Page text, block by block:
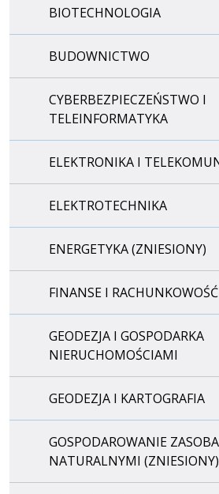
BIOTECHNOLOGIA
BUDOWNICTWO
CYBERBEZPIECZEŃSTWO I
TELEINFORMATYKA
ELEKTRONIKA I
ELEKTROTECHNIKA
ENERGETYKA (ZNIESIONY)
FINANSE I RACHUNKOWOŚĆ
GEODEZJA I GOSPODARKA
NIERUCHOMOŚCIAMI
GEODEZJA I KARTOGRAFIA
GOSPODAROWANIE
NATURALNYMI (ZNIESIONY)